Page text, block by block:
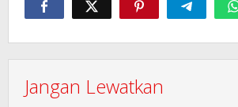
Jangan Lewatkan